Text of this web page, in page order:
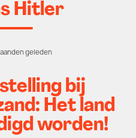
Hitler
geleden
bij
Het land
worden!